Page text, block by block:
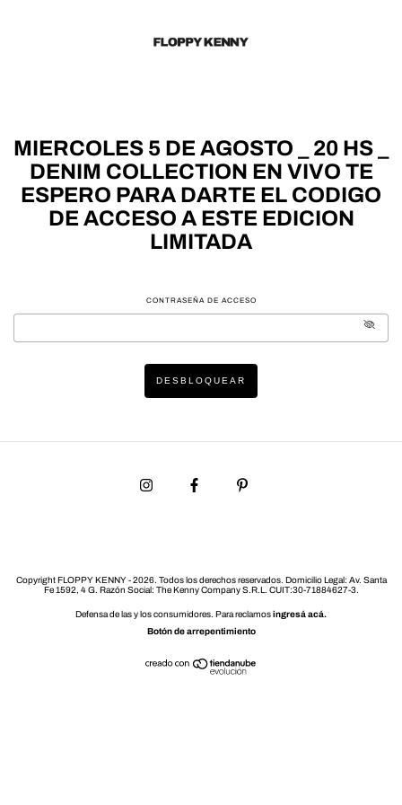
MIERCOLES 5 DE AGOSTO _ 20 HS _
DENIM COLLECTION EN VIVO TE
ESPERO PARA DARTE EL CODIGO
DE ACCESO A ESTE EDICION
LIMITADA
CONTRASEÑA DE ACCESO
DESBLOQUEAR
Copyright FLOPPY KENNY - 2026. Todos los derechos reservados.
Defensa de las y los consumidores. Para reclamosingresá acá.
Botón de arrepentimiento